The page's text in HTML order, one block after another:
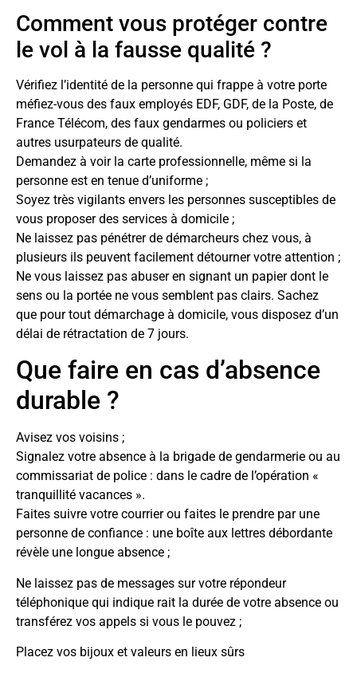
Comment vous protéger contre
le vol à la fausse qualité ?
Vérifiez l’identité de la personne qui frappe à votre porte
méfiez-vous des faux employés EDF, GDF, de la Poste, de
France Télécom, des faux gendarmes ou policiers et
autres usurpateurs de qualité.
Demandez à voir la carte professionnelle, même si la
personne est en tenue d’uniforme ;
Soyez très vigilants envers les personnes susceptibles de
vous proposer des services à domicile ;
Ne laissez pas pénétrer de démarcheurs chez vous, à
plusieurs ils peuvent facilement détourner votre attention ;
Ne vous laissez pas abuser en signant un papier dont le
sens ou la portée ne vous semblent pas clairs. Sachez
que pour tout démarchage à domicile, vous disposez d’un
délai de rétractation de 7 jours.
Que faire en cas d’absence
durable ?
Avisez vos voisins ;
Signalez votre absence à la brigade de gendarmerie ou au
commissariat de police : dans le cadre de l’opération «
tranquillité vacances ».
Faites suivre votre courrier ou faites le prendre par une
personne de confiance : une boîte aux lettres débordante
révèle une longue absence ;
Ne laissez pas de messages sur votre répondeur
téléphonique qui indique rait la durée de votre absence ou
transférez vos appels si vous le pouvez ;
Placez vos bijoux et valeurs en lieux sûrs